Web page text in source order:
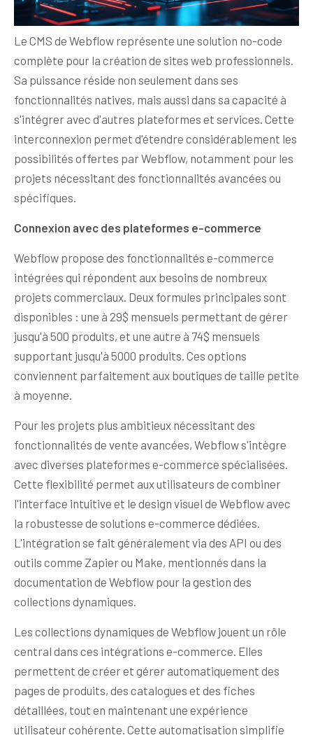
Le CMS de Webflow représente une solution no-code
complète pour la création de sites web professionnels.
Sa puissance réside non seulement dans ses
fonctionnalités natives, mais aussi dans sa capacité à
s'intégrer avec d'autres plateformes et services. Cette
interconnexion permet d'étendre considérablement les
possibilités offertes par Webflow, notamment pour les
projets nécessitant des fonctionnalités avancées ou
spécifiques.
Connexion avec des plateformes e-commerce
Webflow propose des fonctionnalités e-commerce
intégrées qui répondent aux besoins de nombreux
projets commerciaux. Deux formules principales sont
disponibles : une à 29$ mensuels permettant de gérer
jusqu'à 500 produits, et une autre à 74$ mensuels
supportant jusqu'à 5000 produits. Ces options
conviennent parfaitement aux boutiques de taille petite
à moyenne.
Pour les projets plus ambitieux nécessitant des
fonctionnalités de vente avancées, Webflow s'intègre
avec diverses plateformes e-commerce spécialisées.
Cette flexibilité permet aux utilisateurs de combiner
l'interface intuitive et le design visuel de Webflow avec
la robustesse de solutions e-commerce dédiées.
L'intégration se fait généralement via des API ou des
outils comme Zapier ou Make, mentionnés dans la
documentation de Webflow pour la gestion des
collections dynamiques.
Les collections dynamiques de Webflow jouent un rôle
central dans ces intégrations e-commerce. Elles
permettent de créer et gérer automatiquement des
pages de produits, des catalogues et des fiches
détaillées, tout en maintenant une expérience
utilisateur cohérente. Cette automatisation simplifie